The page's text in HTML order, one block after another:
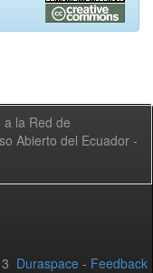
la Red de
Abierto del Ecuador -
Duraspace - Feedback